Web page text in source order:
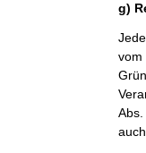
g)
vom